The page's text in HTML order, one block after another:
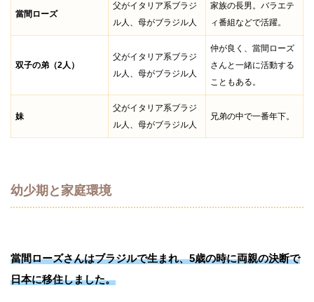
當間ローズ
父がイタリア系ブラジ
ル人、母がブラジル人
家族の長男。バラエテ
ィ番組などで活躍。
双子の弟（2人）
父がイタリア系ブラジ
ル人、母がブラジル人
仲が良く、當間ローズ
さんと一緒に活動する
こともある。
妹
父がイタリア系ブラジ
ル人、母がブラジル人
兄弟の中で一番年下。
幼少期と家庭環境
當間ローズさんはブラジルで生まれ、5歳の時に両親の決断で
日本に移住しました。